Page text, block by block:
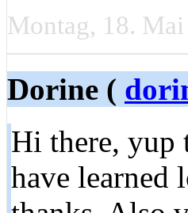
Montag, 18.
Dorine (
Hi there, yup
have